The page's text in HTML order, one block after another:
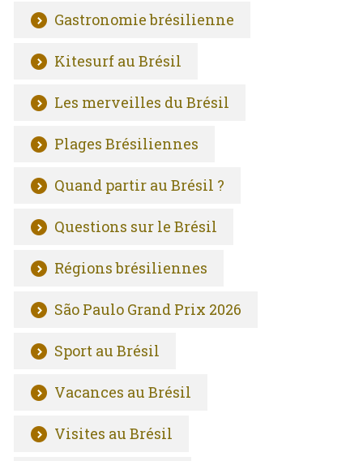
Gastronomie brésilienne
Kitesurf au Brésil
Les merveilles du Brésil
Plages Brésiliennes
Quand partir au Brésil ?
Questions sur le Brésil
Régions brésiliennes
São Paulo Grand Prix 2026
Sport au Brésil
Vacances au Brésil
Visites au Brésil